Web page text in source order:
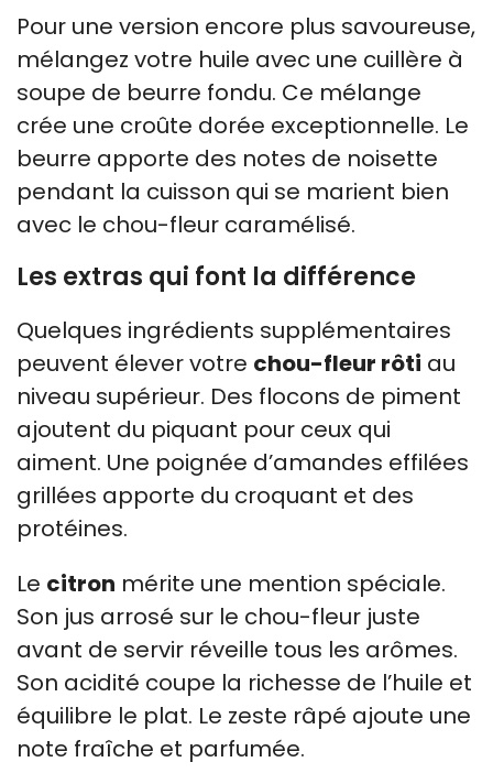
Pour une version encore plus savoureuse,
mélangez votre huile avec une cuillère à
soupe de beurre fondu. Ce mélange
crée une croûte dorée exceptionnelle. Le
beurre apporte des notes de noisette
pendant la cuisson qui se marient bien
avec le chou-fleur caramélisé.
Les extras qui font la différence
Quelques ingrédients supplémentaires
peuvent élever votre chou-fleur rôti au
niveau supérieur. Des flocons de piment
ajoutent du piquant pour ceux qui
aiment. Une poignée d’amandes effilées
grillées apporte du croquant et des
protéines.
Le citron mérite une mention spéciale.
Son jus arrosé sur le chou-fleur juste
avant de servir réveille tous les arômes.
Son acidité coupe la richesse de l’huile et
équilibre le plat. Le zeste râpé ajoute une
note fraîche et parfumée.